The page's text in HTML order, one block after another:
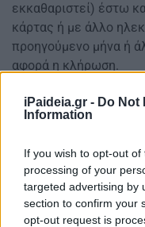
iPaideia.gr - Do Not
Information
If you wish to opt-out
processing of your
targeted advertising by
section to confirm your
opt-out request is
εκκαθαριστεί) έστω
κάρτας ή με άλλο
προηγούμενο μήνα ή
αφορά η κλήρωση.
4. Πώς γνωστοποιώ
για να συμμετάσχω
Δεν χρειάζεται να
εκάστοτε
τους Παρόχους
του δεύτερου
και τα μετατρέπει σε